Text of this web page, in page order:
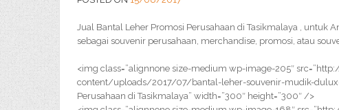
Jual Bantal Leher Promosi Perusahaan di Tasikmalaya , untuk
sebagai souvenir perusahaan, merchandise, promosi, atau
<img class=”alignnone size-medium wp-image-205″
content/uploads/2017/07/bantal-leher-souvenir-mudik-dulux-
Perusahaan di Tasikmalaya” width=”300″ height=”300″ />